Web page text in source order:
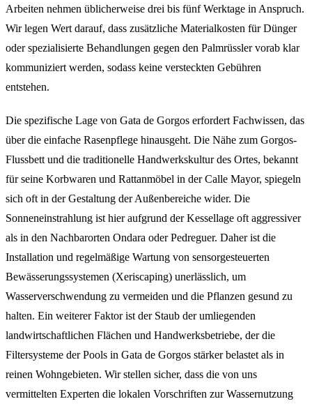
Arbeiten nehmen üblicherweise drei bis fünf Werktage in Anspruch.
Wir legen Wert darauf, dass zusätzliche Materialkosten für Dünger
oder spezialisierte Behandlungen gegen den Palmrüssler vorab klar
kommuniziert werden, sodass keine versteckten Gebühren
entstehen.
Die spezifische Lage von Gata de Gorgos erfordert Fachwissen, das
über die einfache Rasenpflege hinausgeht. Die Nähe zum Gorgos-
Flussbett und die traditionelle Handwerkskultur des Ortes, bekannt
für seine Korbwaren und Rattanmöbel in der Calle Mayor, spiegeln
sich oft in der Gestaltung der Außenbereiche wider. Die
Sonneneinstrahlung ist hier aufgrund der Kessellage oft aggressiver
als in den Nachbarorten Ondara oder Pedreguer. Daher ist die
Installation und regelmäßige Wartung von sensorgesteuerten
Bewässerungssystemen (Xeriscaping) unerlässlich, um
Wasserverschwendung zu vermeiden und die Pflanzen gesund zu
halten. Ein weiterer Faktor ist der Staub der umliegenden
landwirtschaftlichen Flächen und Handwerksbetriebe, der die
Filtersysteme der Pools in Gata de Gorgos stärker belastet als in
reinen Wohngebieten. Wir stellen sicher, dass die von uns
vermittelten Experten die lokalen Vorschriften zur Wassernutzung